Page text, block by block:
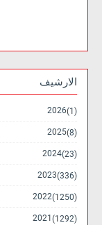
الارشيف
2026 (1)
2025 (8)
2024 (23)
2023 (336)
2022 (1250)
2021 (1292)